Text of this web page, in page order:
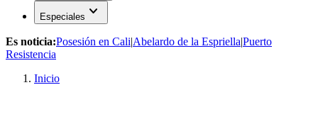
Especiales expand_more
Es noticia:Posesión en Cali|Abelardo de la Espriella|Puerto
Resistencia
Inicio